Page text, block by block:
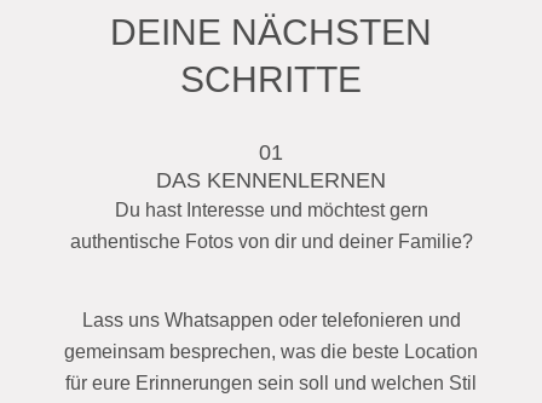
DEINE NÄCHSTEN
SCHRITTE
01
DAS KENNENLERNEN
Du hast Interesse und möchtest gern
authentische Fotos von dir und deiner Familie?
Lass uns Whatsappen oder telefonieren und
gemeinsam besprechen, was die beste Location
für eure Erinnerungen sein soll und welchen Stil